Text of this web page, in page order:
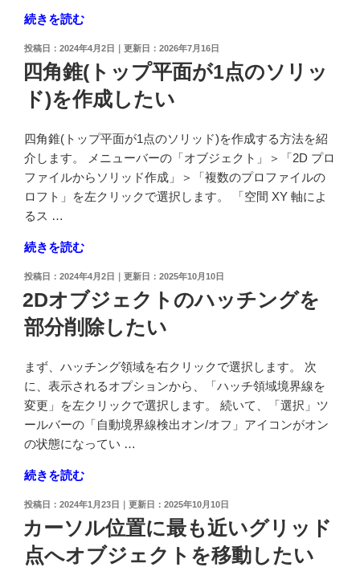
延
長
部
分
の
さ
を
変
更
し
い"
の
"DWG
寸
法
補
線
と
オ
ブ
ジ
ク
ト
間
隔
調
整
方
法"
の
続きを読む
投
稿
日:
2024年4月2日 2026年7月16日
四角錐(トップ平面が1点のソリッ
ド)を作成したい
四角錐(トップ平面が1点のソリッド)を作成する方法を紹
介します。 メニューバーの「オブジェクト」＞「2D プロ
ファイルからソリッド作成」＞「複数のプロファイルの
ロフト」を左クリックで選択します。 「空間 XY 軸によ
るス …
"四
錐
(ト
ッ
平
面
が
点
ソ
リ
ド)
を
続きを読む
投
日:
2024年4月2日 2025年10月10日
2Dオブジェクトのハッチングを
部分削除したい
まず、ハッチング領域を右クリックで選択します。 次
に、表示されるオプションから、「ハッチ領域境界線を
変更」を左クリックで選択します。 続いて、「選択」ツ
ールバーの「自動境界線検出オン/オフ」アイコンがオン
の状態になってい …
"2D
ブ
ジ
ェ
続きを読む
投
稿
日:
2024年1月23日 2025年10月10日
カーソル位置に最も近いグリッド
点へオブジェクトを移動したい